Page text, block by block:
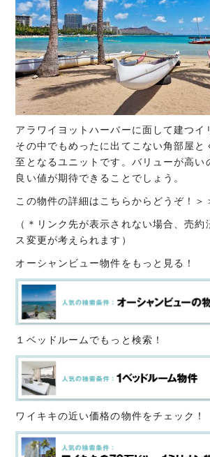
アラワイヨットハーバーに面して建つイ
その中でもめったに出てこない角部屋と
至となるユニットです。バリューが高い
良い値が期待できることでしょう。
この物件の詳細はこちらからどうぞ！＞
（＊リンク先が表示されない場合、売約
ス変更が考えられます）
オーシャンビュー物件をもっと見る！
１ベッドルームでもっと検索！
ワイキキの近い価格の物件をチェック！